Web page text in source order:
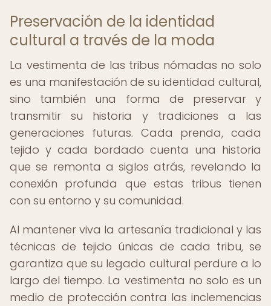
Preservación de la identidad
cultural a través de la moda
La vestimenta de las tribus nómadas no solo
es una manifestación de su identidad cultural,
sino también una forma de preservar y
transmitir su historia y tradiciones a las
generaciones futuras. Cada prenda, cada
tejido y cada bordado cuenta una historia
que se remonta a siglos atrás, revelando la
conexión profunda que estas tribus tienen
con su entorno y su comunidad.
Al mantener viva la artesanía tradicional y las
técnicas de tejido únicas de cada tribu, se
garantiza que su legado cultural perdure a lo
largo del tiempo. La vestimenta no solo es un
medio de protección contra las inclemencias